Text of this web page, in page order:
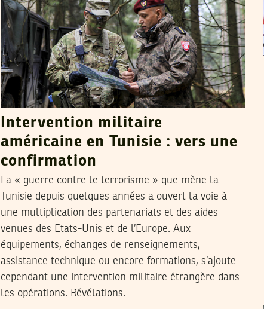
Intervention militaire
américaine en Tunisie : vers une
confirmation
La « guerre contre le terrorisme » que mène la
Tunisie depuis quelques années a ouvert la voie à
une multiplication des partenariats et des aides
venues des Etats-Unis et de l’Europe. Aux
équipements, échanges de renseignements,
assistance technique ou encore formations, s’ajoute
cependant une intervention militaire étrangère dans
les opérations. Révélations.